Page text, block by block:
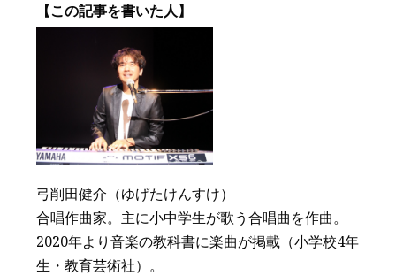
【この記事を書いた人】
弓削田健介（ゆげたけんすけ）
合唱作曲家。主に小中学生が歌う合唱曲を作曲。
2020年より音楽の教科書に楽曲が掲載（小学校4年
生・教育芸術社）。